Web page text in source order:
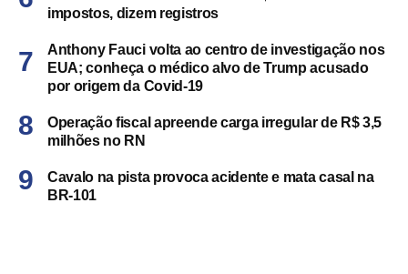
impostos, dizem registros
Anthony Fauci volta ao centro de investigação nos
EUA; conheça o médico alvo de Trump acusado
por origem da Covid-19
Operação fiscal apreende carga irregular de R$ 3,5
milhões no RN
Cavalo na pista provoca acidente e mata casal na
BR-101